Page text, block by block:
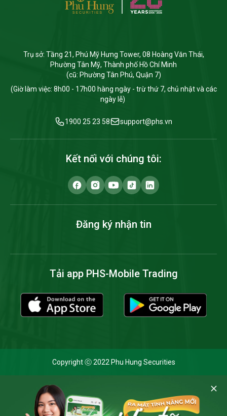
Trụ sở: Tầng 21, Phú Mỹ Hưng Tower, 08 Hoàng Văn Thái,
Phường Tân Mỹ, Thành phố Hồ Chí Minh
(cũ: Phường Tân Phú, Quận 7)
(Giờ làm việc: 8h00 - 17h00 hàng ngày - trừ thứ 7, chủ nhật và các
ngày lễ)
1900 25 23 58 support@phs.vn
Kết nối với chúng tôi:
Đăng ký nhận tin
Tải app PHS-Mobile Trading
Copyright ⓒ 2022 Phu Hung Securities